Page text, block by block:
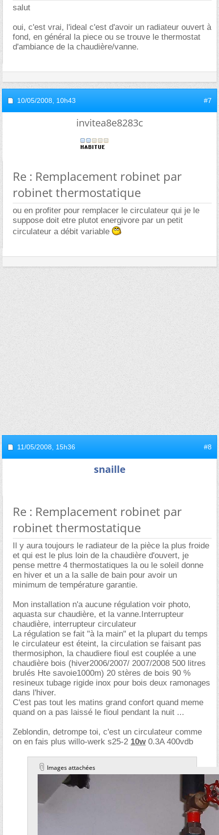
salut
oui, c'est vrai, l'ideal c'est d'avoir un radiateur ouvert à
fond, en général la piece ou se trouve le thermostat
d'ambiance de la chaudière/vanne.
10/05/2008, 10h43 #7
invitea8e8283c
Re : Remplacement robinet par
robinet thermostatique
ou en profiter pour remplacer le circulateur qui je le
suppose doit etre plutot energivore par un petit
circulateur a débit variable
11/05/2008, 15h36 #8
snaille
Re : Remplacement robinet par
robinet thermostatique
Il y aura toujours le radiateur de la pièce la plus froide
et qui est le plus loin de la chaudière d'ouvert, je
pense mettre 4 thermostatiques la ou le soleil donne
en hiver et un a la salle de bain pour avoir un
minimum de température garantie.
Mon installation n'a aucune régulation voir photo,
aquasta sur chaudière, et la vanne.Interrupteur
chaudière, interrupteur circulateur
La régulation se fait "à la main" et la plupart du temps
le circulateur est éteint, la circulation se faisant pas
thermosiphon, la chaudiere fioul est couplée a une
chaudière bois (hiver2006/2007/ 2007/2008 500 litres
brulés Hte savoie1000m) 20 stères de bois 90 %
resineux tubage rigide inox pour bois deux ramonages
dans l'hiver.
C'est pas tout les matins grand confort quand meme
quand on a pas laissé le fioul pendant la nuit ...
Zeblondin, detrompe toi, c'est un circulateur comme
on en fais plus willo-werk s25-2 10w 0.3A 400vdb
Images attachées